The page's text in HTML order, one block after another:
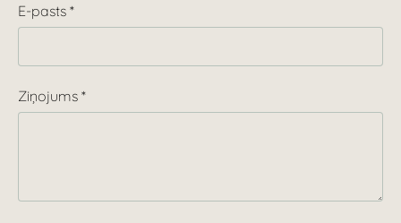
E-pasts *
Ziņojums *